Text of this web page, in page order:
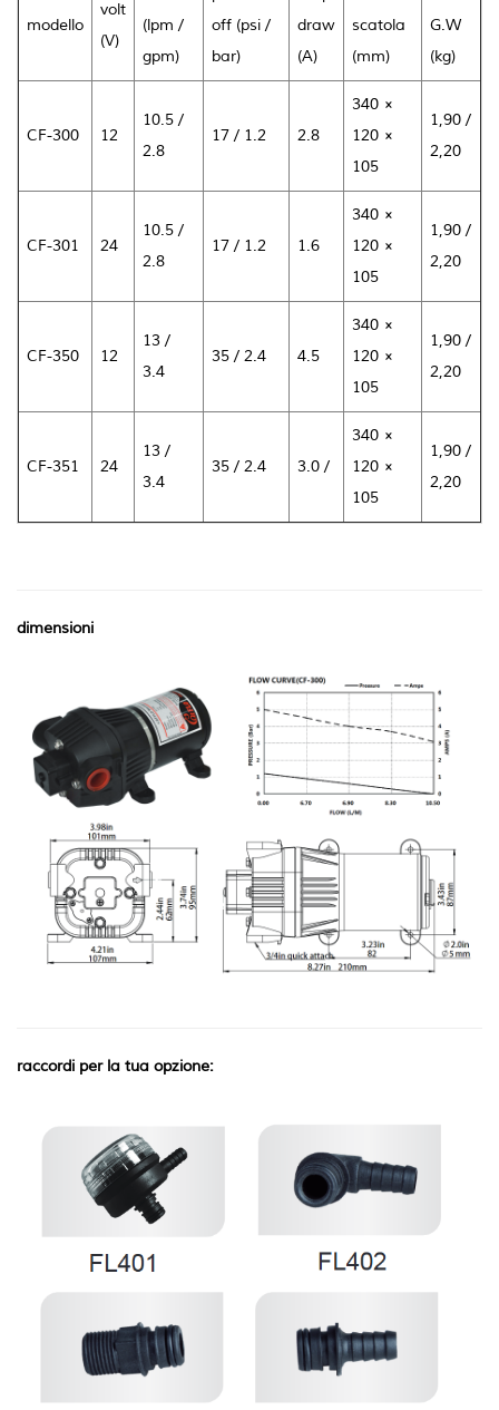
modello
volt
(V)
(lpm /
gpm)
off (psi /
bar)
draw
(A)
scatola
(mm)
G.W
(kg)
CF-300 12
10.5 /
2.8
17 / 1.2 2.8
340 ×
120 ×
105
1,90 /
2,20
CF-301 24
10.5 /
2.8
17 / 1.2 1.6
340 ×
120 ×
105
1,90 /
2,20
CF-350 12
13 /
3.4
35 / 2.4 4.5
340 ×
120 ×
105
1,90 /
2,20
CF-351 24
13 /
3.4
35 / 2.4 3.0 /
340 ×
120 ×
105
1,90 /
2,20
dimensioni
raccordi per la tua opzione: